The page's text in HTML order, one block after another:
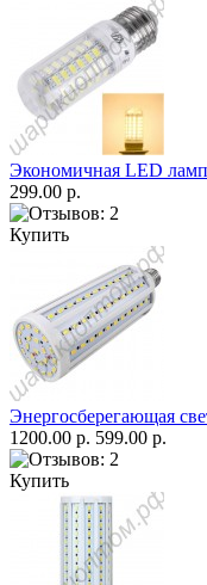
Экономичная LED
299.00 р.
Купить
Энергосберегающая
1200.00 р. 599.00 р.
Купить